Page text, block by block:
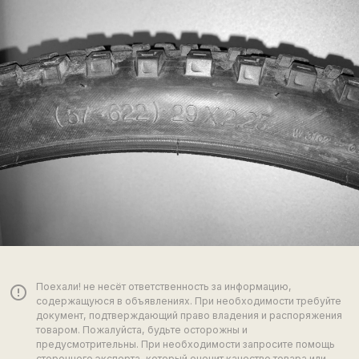
error_outline
Поехали! не несёт ответственность за информацию,
содержащуюся в объявлениях. При необходимости требуйте
документ, подтверждающий право владения и распоряжения
товаром. Пожалуйста, будьте осторожны и
предусмотрительны. При необходимости запросите помощь